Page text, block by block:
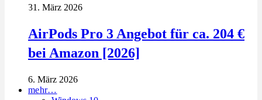
31. März 2026
AirPods Pro 3 Angebot für ca. 204 €
bei Amazon [2026]
6. März 2026
mehr…